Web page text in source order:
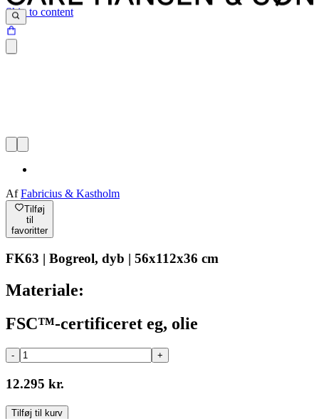
Skip to content
AfFabricius & Kastholm
Tilføj
til
favoritter
FK63 | Bogreol, dyb | 56x112x36 cm
Materiale:
FSC™-certificeret eg, olie
- +
12.295 kr.
Tilføj til kurv